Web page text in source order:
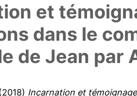
et
dans le
de Jean par
(2018) Incarnation et